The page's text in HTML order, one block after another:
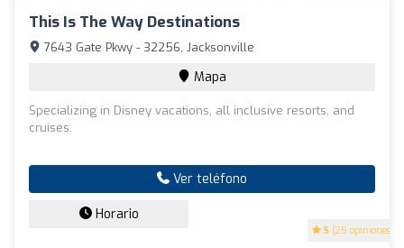
This Is The Way Destinations
5 (25 opiniones)
7643 Gate Pkwy - 32256, Jacksonville
Mapa
Specializing in Disney vacations, all inclusive resorts, and
cruises.
Ver teléfono
Horario